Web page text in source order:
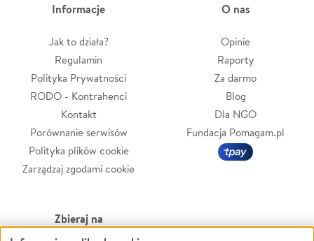
Informacje
Jak to działa?
Regulamin
Polityka Prywatności
RODO - Kontrahenci
Kontakt
Porównanie serwisów
Polityka plików cookie
Zarządzaj zgodami cookie
O nas
Opinie
Raporty
Za darmo
Blog
Dla NGO
Fundacja Pomagam.pl
Zbieraj na